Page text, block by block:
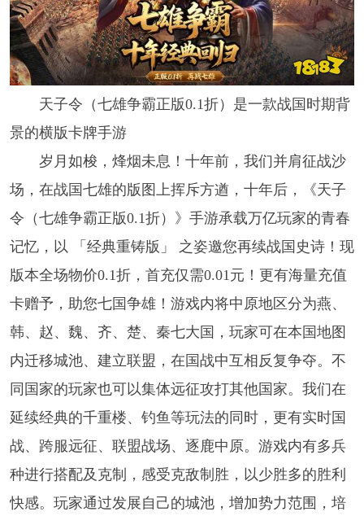
天子令（七雄争霸正版0.1折）是一款战国时期背
景的横版卡牌手游
岁月如梭，烽烟未息！十年前，我们并肩征战沙
场，在战国七雄的版图上挥斥方遒，十年后，《天子
令（七雄争霸正版0.1折）》手游承载万亿玩家的青春
记忆，以 「经典重铸版」 之姿邀您再续战国史诗！现
版本全场物价0.1折，首充仅需0.01元！更有海量充值
卡赠予，助您七国争雄！游戏内将中原地区分为燕、
韩、赵、魏、齐、楚、秦七大国，玩家可在本国地图
内迁移城池、建立联盟，在国战中互相反复争夺。不
同国家的玩家也可以集体远征攻打其他国家。我们在
延续经典的千重楼、钓鱼等玩法的同时，更有实时国
战、跨服远征、联盟战场、逐鹿中原。游戏内有多兵
种进行搭配及克制，感受克敌制胜，以少胜多的胜利
快感。玩家通过发展自己的城池，增加势力范围，培